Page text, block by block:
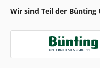
Butter bequem
Lass dir deine Butter
Lieferservice. Die
stets frisch und
Zeit und kannst sicher
Wir sind Teil der